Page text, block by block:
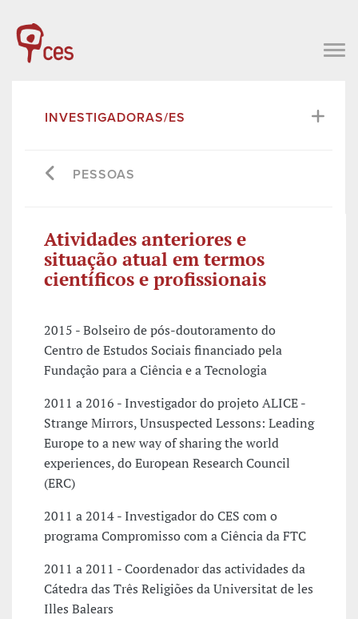
INVESTIGADORAS/ES
PESSOAS
Atividades anteriores e
situação atual em termos
científicos e profissionais
2015 - Bolseiro de pós-doutoramento do
Centro de Estudos Sociais financiado pela
Fundação para a Ciência e a Tecnologia
2011 a 2016 - Investigador do projeto ALICE -
Strange Mirrors, Unsuspected Lessons: Leading
Europe to a new way of sharing the world
experiences, do European Research Council
(ERC)
2011 a 2014 - Investigador do CES com o
programa Compromisso com a Ciência da FTC
2011 a 2011 - Coordenador das actividades da
Cátedra das Três Religiões da Universitat de les
Illes Balears